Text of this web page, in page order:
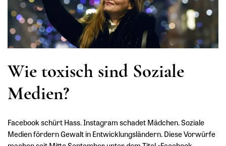
Wie toxisch sind Soziale
Medien?
Facebook schürt Hass. Instagram schadet Mädchen. Soziale
Medien fördern Gewalt in Entwicklungsländern. Diese Vorwürfe